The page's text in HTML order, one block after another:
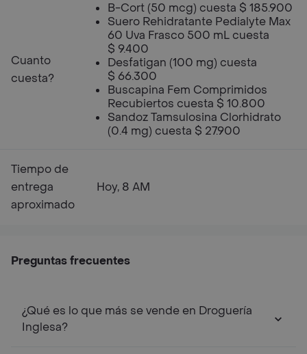
Cuanto
cuesta?
B-Cort (50 mcg) cuesta $ 185.900
Suero Rehidratante Pedialyte Max
60 Uva Frasco 500 mL cuesta
$ 9.400
Desfatigan (100 mg) cuesta
$ 66.300
Buscapina Fem Comprimidos
Recubiertos cuesta $ 10.800
Sandoz Tamsulosina Clorhidrato
(0.4 mg) cuesta $ 27.900
Tiempo de
entrega
aproximado
Hoy, 8 AM
Preguntas frecuentes
¿Qué es lo que más se vende en Droguería
Inglesa?